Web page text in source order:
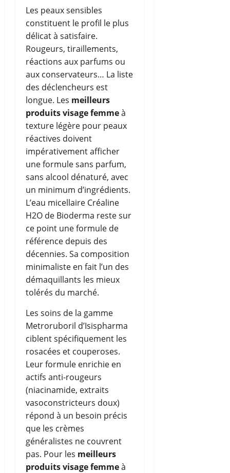
Les peaux sensibles
constituent le profil le plus
délicat à satisfaire.
Rougeurs, tiraillements,
réactions aux parfums ou
aux conservateurs… La liste
des déclencheurs est
longue. Les meilleurs
produits visage femmeà
texture légère pour peaux
réactives doivent
impérativement afficher
une formule sans parfum,
sans alcool dénaturé, avec
un minimum d’ingrédients.
L’eau micellaire Créaline
H2O de Bioderma reste sur
ce point une formule de
référence depuis des
décennies. Sa composition
minimaliste en fait l’un des
démaquillants les mieux
tolérés du marché.
Les soins de la gamme
Metroruboril d’Isispharma
ciblent spécifiquement les
rosacées et couperoses.
Leur formule enrichie en
actifs anti-rougeurs
(niacinamide, extraits
vasoconstricteurs doux)
répond à un besoin précis
que les crèmes
généralistes ne couvrent
pas. Pour les meilleurs
produits visage femmeà